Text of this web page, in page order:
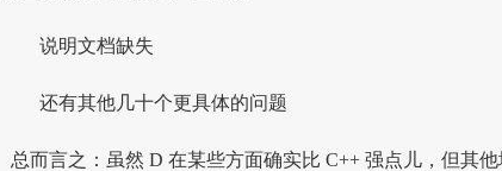
说明文档缺失
还有其他几十个更具体的问题
总而言之：虽然 D 在某些方面确实比 C++ 强点儿，但其